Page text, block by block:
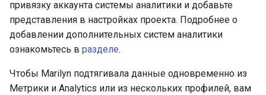
привязку аккаунта системы аналитики и добавьте
представления в настройках проекта. Подробнее о
добавлении дополнительных систем аналитики
ознакомьтесь в разделе.
Чтобы Marilyn подтягивала данные одновременно из
Метрики и Analytics или из нескольких профилей, вам